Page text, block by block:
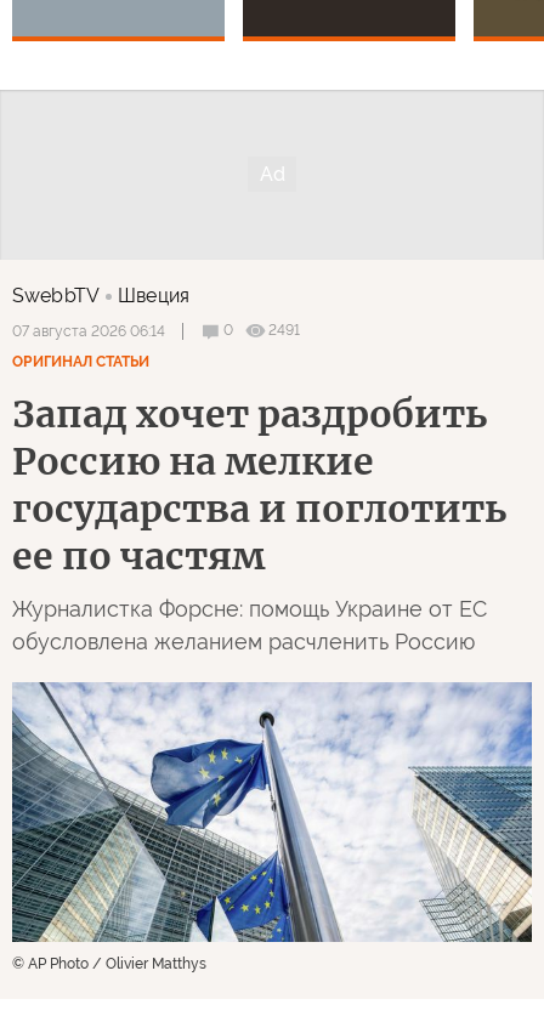
SwebbTV Швеция
07 августа 2026 06:14 0
2491
ОРИГИНАЛ СТАТЬИ
Запад хочет раздробить
Россию на мелкие
государства и поглотить
ее по частям
Журналистка Форсне: помощь Украине от ЕС
обусловлена желанием расчленить Россию
© AP Photo / Olivier Matthys